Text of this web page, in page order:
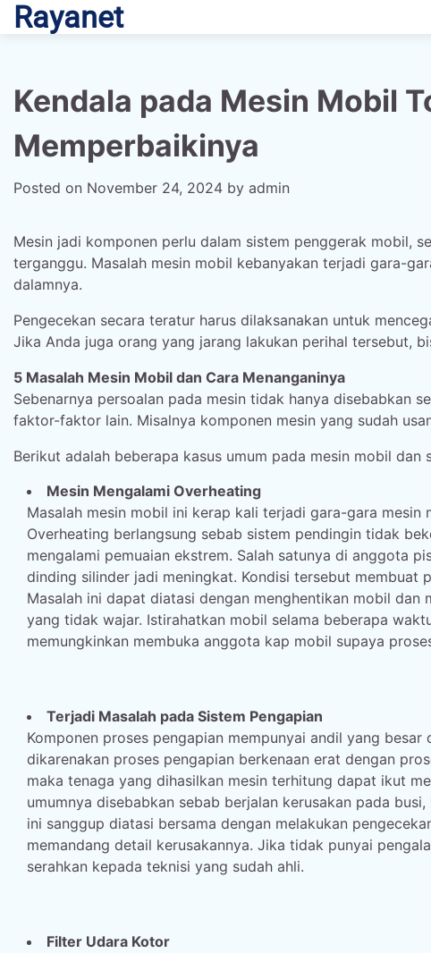
Skip
toRayanet
Kendala pada Mesin Mobil
Memperbaikinya
Posted on November 24, 2024 by admin
Mesin jadi komponen perlu dalam sistem penggerak mobil,
terganggu. Masalah mesin mobil kebanyakan terjadi gara-
dalamnya.
Pengecekan secara teratur harus dilaksanakan untuk
Jika Anda juga orang yang jarang lakukan perihal tersebut,
5 Masalah Mesin Mobil dan Cara Menanganinya
Sebenarnya persoalan pada mesin tidak hanya disebabkan
faktor-faktor lain. Misalnya komponen mesin yang sudah
Berikut adalah beberapa kasus umum pada mesin mobil
Mesin Mengalami Overheating
Masalah mesin mobil ini kerap kali terjadi gara-gara
Overheating berlangsung sebab sistem pendingin tidak
mengalami pemuaian ekstrem. Salah satunya di anggota
dinding silinder jadi meningkat. Kondisi tersebut membuat
Masalah ini dapat diatasi dengan menghentikan mobil
yang tidak wajar. Istirahatkan mobil selama beberapa
memungkinkan membuka anggota kap mobil supaya
Terjadi Masalah pada Sistem Pengapian
Komponen proses pengapian mempunyai andil yang
dikarenakan proses pengapian berkenaan erat dengan
maka tenaga yang dihasilkan mesin terhitung dapat ikut
umumnya disebabkan sebab berjalan kerusakan pada
ini sanggup diatasi bersama dengan melakukan
memandang detail kerusakannya. Jika tidak punyai
serahkan kepada teknisi yang sudah ahli.
Filter Udara Kotor